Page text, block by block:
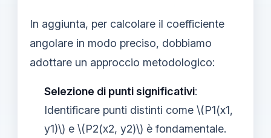
In aggiunta, per calcolare il coefficiente
angolare in modo preciso, dobbiamo
adottare un approccio metodologico:
Selezione di punti significativi:
Identificare punti distinti come \(P1(x1,
y1)\) e \(P2(x2, y2)\) è fondamentale.